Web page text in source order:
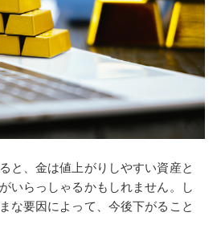
と、金は値上がりしやすい資産と
いらっしゃるかもしれません。し
な要因によって、今後下がること